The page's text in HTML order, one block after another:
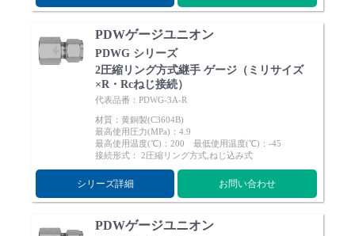
PDWゲージユニオン
PDWG シリーズ
2圧縮リング方式継手 ゲージ（ミリサイズ
×R・Rcねじ接続）
代表品番：PDWG-3A-R
材質：黄銅製(C3604B)
最高使用圧力(MPa)：4.9
最高使用温度(℃)：200 最低使用温度(℃)：-45
接続形式： 2圧縮リング方式,ねじ込み式
シリーズ詳細 お問い合わせ
PDWゲージユニオン